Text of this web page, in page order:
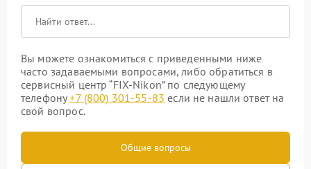
Вы можете ознакомиться с приведенными ниже
часто задаваемыми вопросами, либо обратиться в
сервисный центр “FIX-Nikon” по следующему
телефону+7 (800) 301-55-83 если не нашли ответ на
свой вопрос.
Общие вопросы